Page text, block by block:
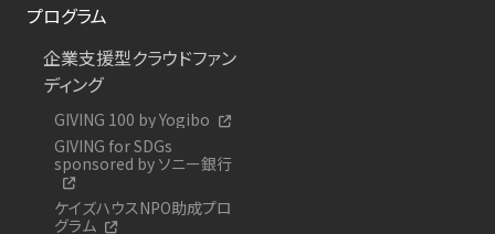
プログラム
企業支援型クラウドファン
ディング
GIVING 100 by Yogibo
GIVING for SDGs
sponsored by ソニー銀行
ケイズハウスNPO助成プロ
グラム